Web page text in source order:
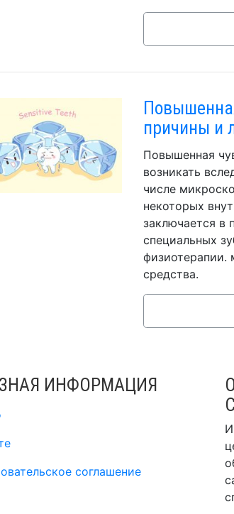
причины и
Повышенная
возникать
числе
некоторых
заключается в
специальных
физиотерапии.
средства.
ИНФОРМАЦИЯ
соглашение